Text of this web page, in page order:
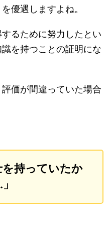
優遇しますよね。
するために努力したとい
を持つことの証明にな
価が間違っていた場合
を持っていたか